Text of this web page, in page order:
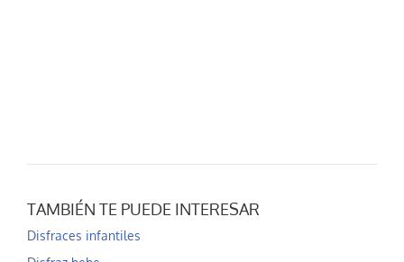
TAMBIÉN TE PUEDE INTERESAR
Disfraces infantiles